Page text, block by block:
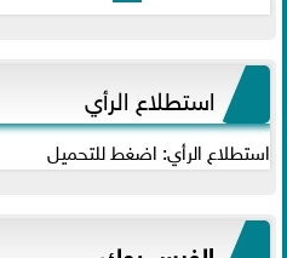
استطلاع الرأي
استطلاع الرأي: اضغط للتحميل